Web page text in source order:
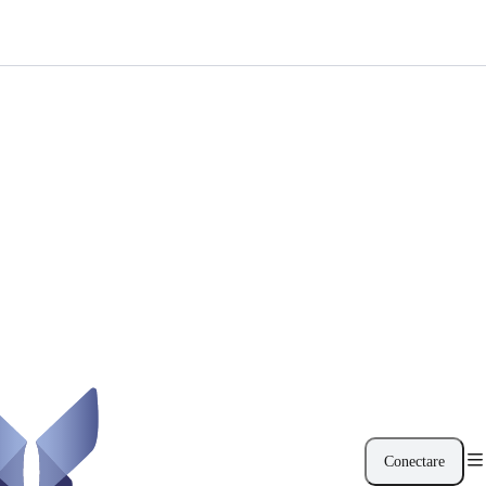
Conectare